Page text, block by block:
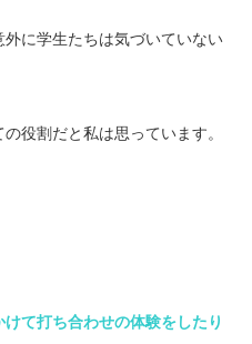
に学生たちは気づいていない
役割だと私は思っています。
て打ち合わせの体験をしたり